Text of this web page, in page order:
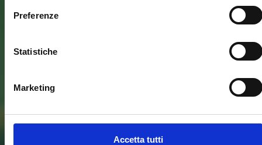
Preferenze
Statistiche
Marketing
Accetta tutti